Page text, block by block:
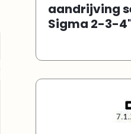
aandrijving
Sigma 2-3-